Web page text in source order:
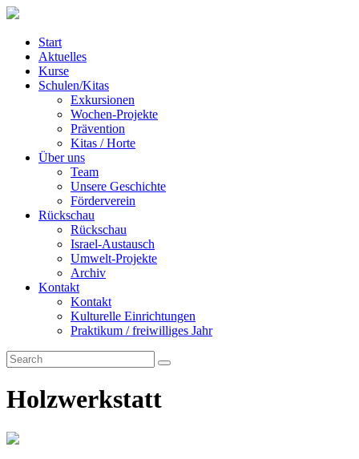
Start
Aktuelles
Kurse
Schulen/Kitas
Exkursionen
Wochen-Projekte
Prävention
Kitas / Horte
Über uns
Team
Unsere Geschichte
Förderverein
Rückschau
Rückschau
Israel-Austausch
Umwelt-Projekte
Archiv
Kontakt
Kontakt
Kulturelle Einrichtungen
Praktikum / freiwilliges Jahr
Holzwerkstatt